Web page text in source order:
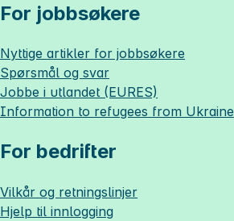
For jobbsøkere
Nyttige artikler for jobbsøkere
Spørsmål og svar
Jobbe i utlandet (EURES)
Information to refugees from Ukraine
For bedrifter
Vilkår og retningslinjer
Hjelp til innlogging